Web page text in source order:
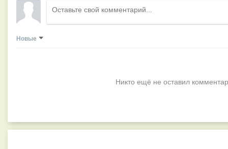
Новые
Никто ещё не оставил